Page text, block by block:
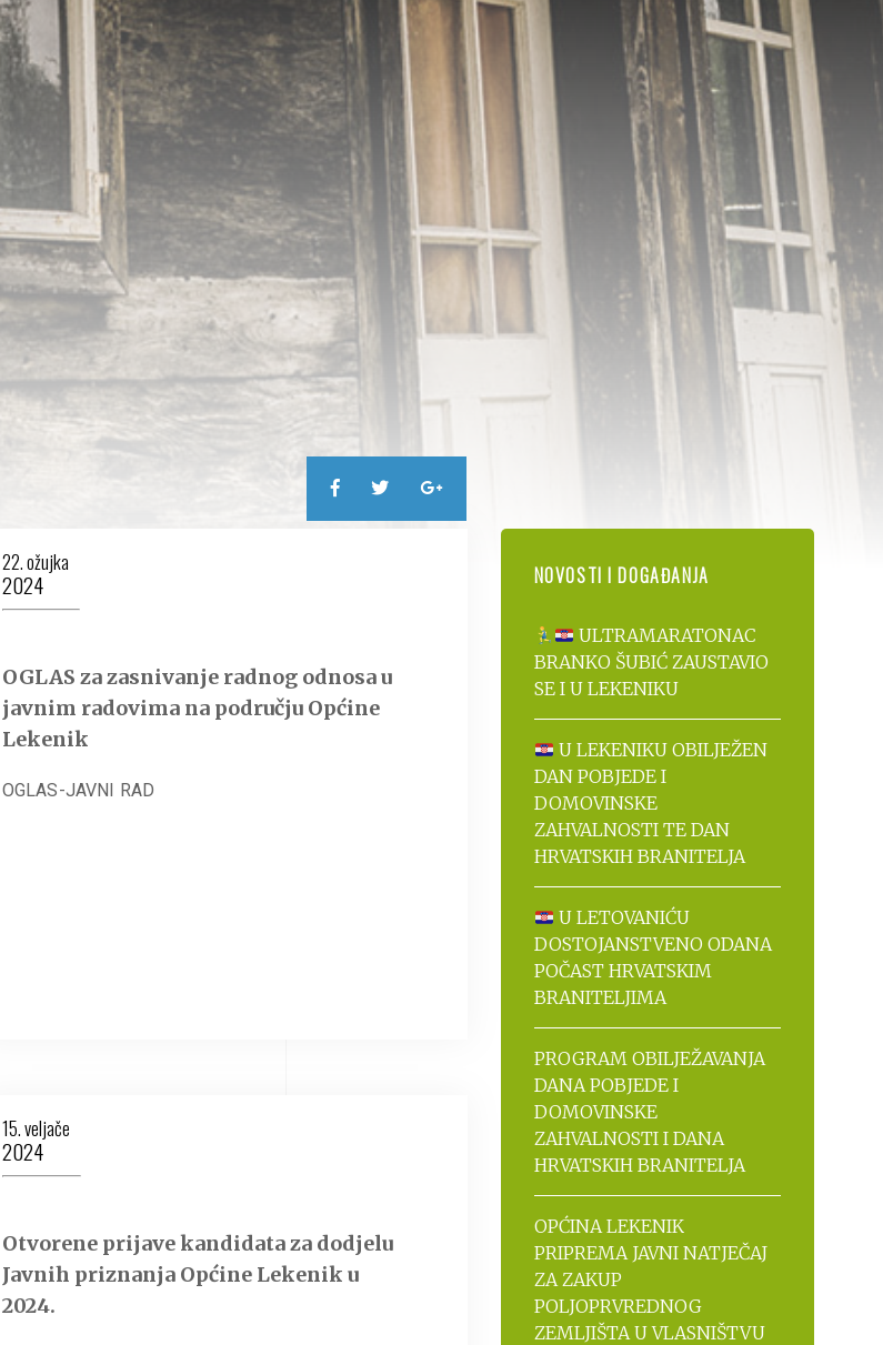
22. ožujka
2024
OGLAS za zasnivanje radnog odnosa u
javnim radovima na području Općine
Lekenik
OGLAS-JAVNI RAD
15. veljače
2024
Otvorene prijave kandidata za dodjelu
Javnih priznanja Općine Lekenik u
2024.
NOVOSTI I DOGAĐANJA
ULTRAMARATONAC
BRANKO ŠUBIĆ ZAUSTAVIO
SE I U LEKENIKU
U LEKENIKU OBILJEŽEN
DAN POBJEDE I
DOMOVINSKE
ZAHVALNOSTI TE DAN
HRVATSKIH BRANITELJA
U LETOVANIĆU
DOSTOJANSTVENO ODANA
POČAST HRVATSKIM
BRANITELJIMA
PROGRAM OBILJEŽAVANJA
DANA POBJEDE I
DOMOVINSKE
ZAHVALNOSTI I DANA
HRVATSKIH BRANITELJA
OPĆINA LEKENIK
PRIPREMA JAVNI NATJEČAJ
ZA ZAKUP
POLJOPRVREDNOG
ZEMLJIŠTA U VLASNIŠTVU